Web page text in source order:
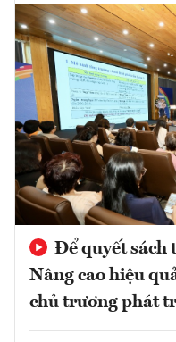
Để quyết sách
Nâng cao hiệu
chủ trương phát